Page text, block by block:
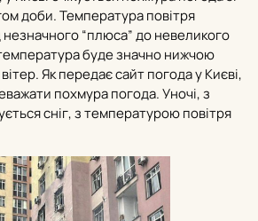
доби. Температура повітря
незначного “плюса” до невеликого
буде значно нижчою
Як передає сайт погода у Києві,
похмура погода. Уночі, з
сніг, з температурою повітря